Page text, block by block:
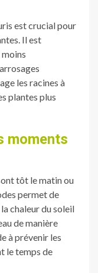
est crucial pour
Il est
les racines à
plantes plus
moments
tôt le matin ou
permet de
chaleur du soleil
de manière
à prévenir les
le temps de